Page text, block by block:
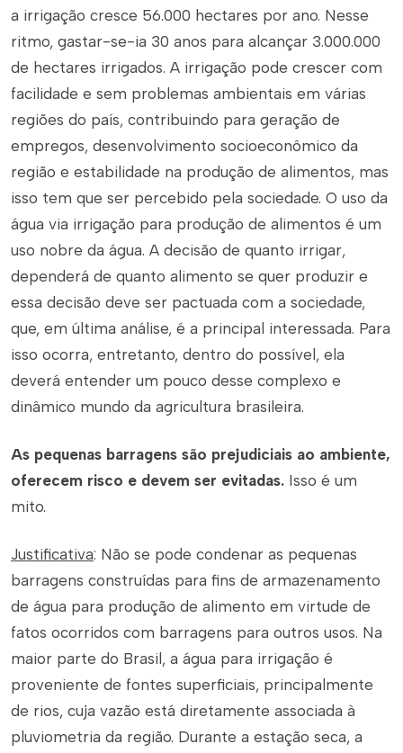
a irrigação cresce 56.000 hectares por ano. Nesse
ritmo, gastar-se-ia 30 anos para alcançar 3.000.000
de hectares irrigados. A irrigação pode crescer com
facilidade e sem problemas ambientais em várias
regiões do país, contribuindo para geração de
empregos, desenvolvimento socioeconômico da
região e estabilidade na produção de alimentos, mas
isso tem que ser percebido pela sociedade. O uso da
água via irrigação para produção de alimentos é um
uso nobre da água. A decisão de quanto irrigar,
dependerá de quanto alimento se quer produzir e
essa decisão deve ser pactuada com a sociedade,
que, em última análise, é a principal interessada. Para
isso ocorra, entretanto, dentro do possível, ela
deverá entender um pouco desse complexo e
dinâmico mundo da agricultura brasileira.
As pequenas barragens são prejudiciais ao ambiente,
oferecem risco e devem ser evitadas. Isso é um
mito.
Justificativa: Não se pode condenar as pequenas
barragens construídas para fins de armazenamento
de água para produção de alimento em virtude de
fatos ocorridos com barragens para outros usos. Na
maior parte do Brasil, a água para irrigação é
proveniente de fontes superficiais, principalmente
de rios, cuja vazão está diretamente associada à
pluviometria da região. Durante a estação seca, a